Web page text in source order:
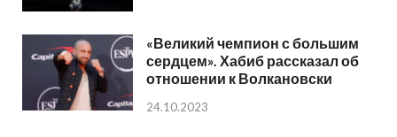
«Великий чемпион с большим
сердцем». Хабиб рассказал об
отношении к Волкановски
24.10.2023